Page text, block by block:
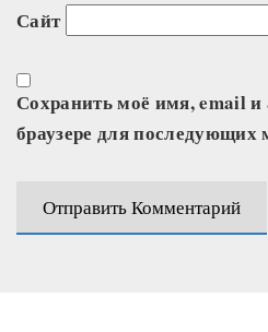
Сайт
Сохранить моё имя, email и
браузере для